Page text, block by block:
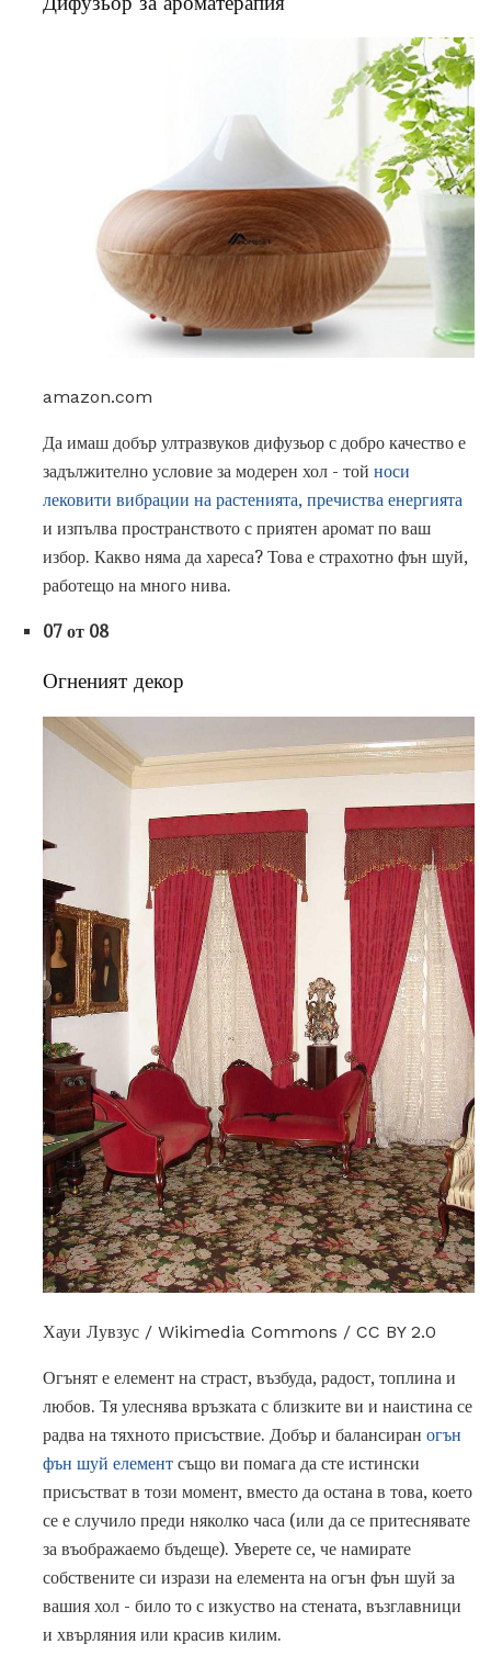
amazon.com
Да имаш добър ултразвуков дифузьор с добро качество е
задължително условие за модерен хол - той носи
лековити вибрации на растенията, пречиства енергията
и изпълва пространството с приятен аромат по ваш
избор. Какво няма да хареса? Това е страхотно фън шуй,
работещо на много нива.
07 от 08
Огненият декор
Хауи Лувзус / Wikimedia Commons / CC BY 2.0
Огънят е елемент на страст, възбуда, радост, топлина и
любов. Тя улеснява връзката с близките ви и наистина се
радва на тяхното присъствие. Добър и балансиран огън
фън шуй елемент също ви помага да сте истински
присъстват в този момент, вместо да остана в това, което
се е случило преди няколко часа (или да се притеснявате
за въображаемо бъдеще). Уверете се, че намирате
собствените си изрази на елемента на огън фън шуй за
вашия хол - било то с изкуство на стената, възглавници
и хвърляния или красив килим.